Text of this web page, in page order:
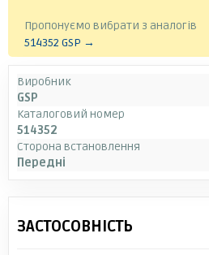
Пропонуємо вибрати з аналогів
514352 GSP →
Виробник
GSP
Каталоговий номер
514352
Сторона встановлення
Передні
ЗАСТОСОВНІСТЬ